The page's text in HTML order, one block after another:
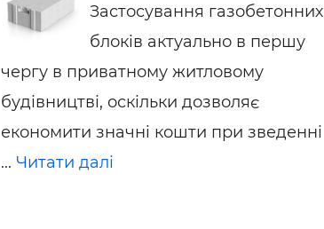
Застосування газобетонних
блоків актуально в першу
чергу в приватному житловому
будівництві, оскільки дозволяє
економити значні кошти при зведенні
... Читати далі